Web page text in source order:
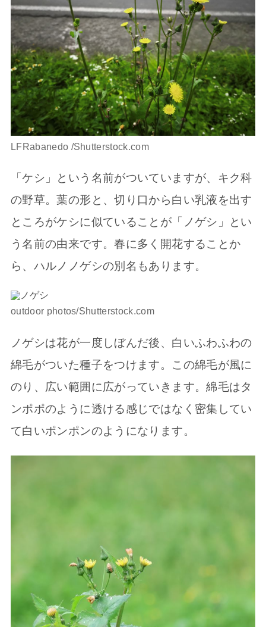
LFRabanedo /Shutterstock.com
「ケシ」という名前がついていますが、キク科
の野草。葉の形と、切り口から白い乳液を出す
ところがケシに似ていることが「ノゲシ」とい
う名前の由来です。春に多く開花することか
ら、ハルノノゲシの別名もあります。
outdoor photos/Shutterstock.com
ノゲシは花が一度しぼんだ後、白いふわふわの
綿毛がついた種子をつけます。この綿毛が風に
のり、広い範囲に広がっていきます。綿毛はタ
ンポポのように透ける感じではなく密集してい
て白いポンポンのようになります。